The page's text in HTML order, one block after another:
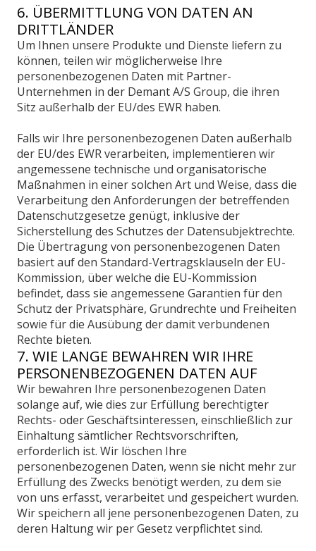
6. ÜBERMITTLUNG VON DATEN AN
DRITTLÄNDER
Um Ihnen unsere Produkte und Dienste liefern zu
können, teilen wir möglicherweise Ihre
personenbezogenen Daten mit Partner-
Unternehmen in der Demant A/S Group, die ihren
Sitz außerhalb der EU/des EWR haben.
Falls wir Ihre personenbezogenen Daten außerhalb
der EU/des EWR verarbeiten, implementieren wir
angemessene technische und organisatorische
Maßnahmen in einer solchen Art und Weise, dass die
Verarbeitung den Anforderungen der betreffenden
Datenschutzgesetze genügt, inklusive der
Sicherstellung des Schutzes der Datensubjektrechte.
Die Übertragung von personenbezogenen Daten
basiert auf den Standard-Vertragsklauseln der EU-
Kommission, über welche die EU-Kommission
befindet, dass sie angemessene Garantien für den
Schutz der Privatsphäre, Grundrechte und Freiheiten
sowie für die Ausübung der damit verbundenen
Rechte bieten.
7. WIE LANGE BEWAHREN WIR IHRE
PERSONENBEZOGENEN DATEN AUF
Wir bewahren Ihre personenbezogenen Daten
solange auf, wie dies zur Erfüllung berechtigter
Rechts- oder Geschäftsinteressen, einschließlich zur
Einhaltung sämtlicher Rechtsvorschriften,
erforderlich ist. Wir löschen Ihre
personenbezogenen Daten, wenn sie nicht mehr zur
Erfüllung des Zwecks benötigt werden, zu dem sie
von uns erfasst, verarbeitet und gespeichert wurden.
Wir speichern all jene personenbezogenen Daten, zu
deren Haltung wir per Gesetz verpflichtet sind.